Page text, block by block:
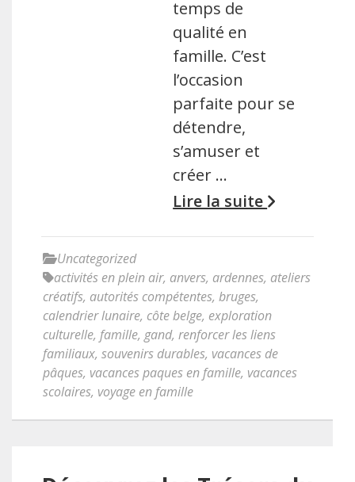
temps de
qualité en
famille. C’est
l’occasion
parfaite pour se
détendre,
s’amuser et
créer …
Lire la suite
Uncategorized
activités en plein air, anvers, ardennes, ateliers
créatifs, autorités compétentes, bruges,
calendrier lunaire, côte belge, exploration
culturelle, famille, gand, renforcer les liens
familiaux, souvenirs durables, vacances de
pâques, vacances paques en famille, vacances
scolaires, voyage en famille